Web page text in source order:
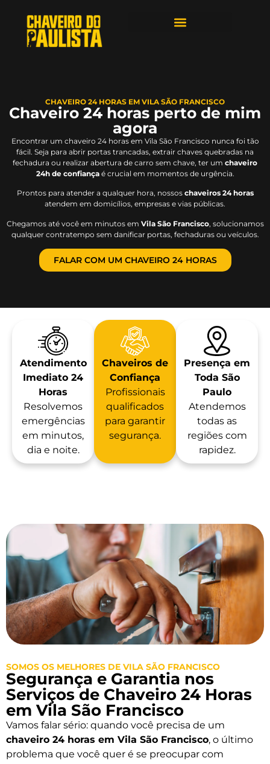
CHAVEIRO 24 HORAS EM VILA SÃO FRANCISCO
Chaveiro 24 horas perto de mim
agora
Encontrar um chaveiro 24 horas em Vila São Francisco nunca foi tão
fácil. Seja para abrir portas trancadas, extrair chaves quebradas na
fechadura ou realizar abertura de carro sem chave, ter um chaveiro
24h de confiançaé crucial em momentos de urgência.
Prontos para atender a qualquer hora, nossos chaveiros 24 horas
atendem em domicílios, empresas e vias públicas.
Chegamos até você em minutos em Vila São Francisco, solucionamos
qualquer contratempo sem danificar portas, fechaduras ou veículos.
FALAR COM UM CHAVEIRO 24 HORAS
Atendimento
Imediato 24
Horas
Resolvemos
emergências
em minutos,
dia e noite.
Chaveiros de
Confiança
Profissionais
qualificados
para garantir
segurança.
Presença em
Toda São
Paulo
Atendemos
todas as
regiões com
rapidez.
SOMOS OS MELHORES DE VILA SÃO FRANCISCO
Segurança e Garantia nos
Serviços de Chaveiro 24 Horas
em Vila São Francisco
Vamos falar sério: quando você precisa de um
chaveiro 24 horas em Vila São Francisco, o último
problema que você quer é se preocupar com